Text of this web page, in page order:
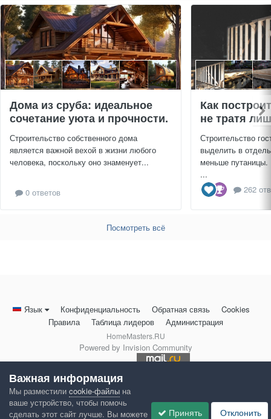
Дома из сруба: идеальное
сочетание уюта и прочности.
Строительство собственного дома
является важной вехой в жизни любого
человека, поскольку оно знаменует...
0 ответов
Как
не тратя
Строительство
выделить в
меньше путаницы.
...
262
Посмотреть всё
Язык Конфиденциальность Обратная связь
Cookies
Правила
Таблица лидеров Администрация
HomeMasters.RU
Powered by Invision Community
Важная информация
Мы разместили cookie-файлы на
ваше устройство, чтобы помочь
сделать этот сайт лучше. Вы можете
Принять Отклонить